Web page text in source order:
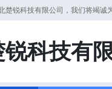
楚锐科技有限公司，我们将竭诚
科技有